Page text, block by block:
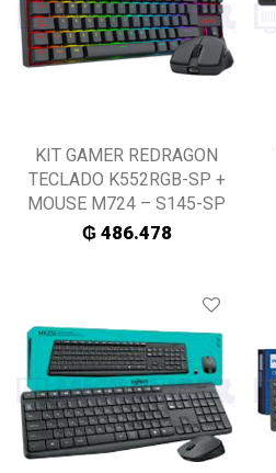
KIT GAMER REDRAGON
TECLADO K552RGB-SP +
MOUSE M724 – S145-SP
₲486.478